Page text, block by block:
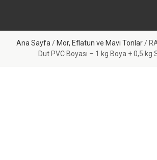
Ana Sayfa / Mor, Eflatun ve Mavi Tonlar/
Dut PVC Boyası – 1 kg Boya + 0,5 kg